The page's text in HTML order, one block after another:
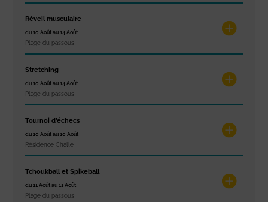
Réveil musculaire
du 10 Août au 14 Août
Plage du passous
Stretching
du 10 Août au 14 Août
Plage du passous
Tournoi d’échecs
du 10 Août au 10 Août
Résidence Challe
Tchoukball et Spikeball
du 11 Août au 11 Août
Plage du passous